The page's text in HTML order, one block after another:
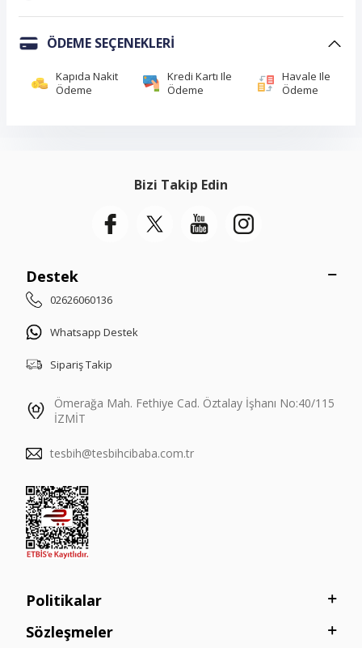
ÖDEME SEÇENEKLERI
Kapıda Nakit
Ödeme
Kredi Kartı Ile
Ödeme
Havale Ile
Ödeme
Bizi Takip Edin
Destek
02626060136
Whatsapp Destek
Sipariş Takip
Ömerağa Mah. Fethiye Cad. Öztalay İşhanı No:40/115
İZMİT
tesbih@tesbihcibaba.com.tr
Politikalar
Sözleşmeler